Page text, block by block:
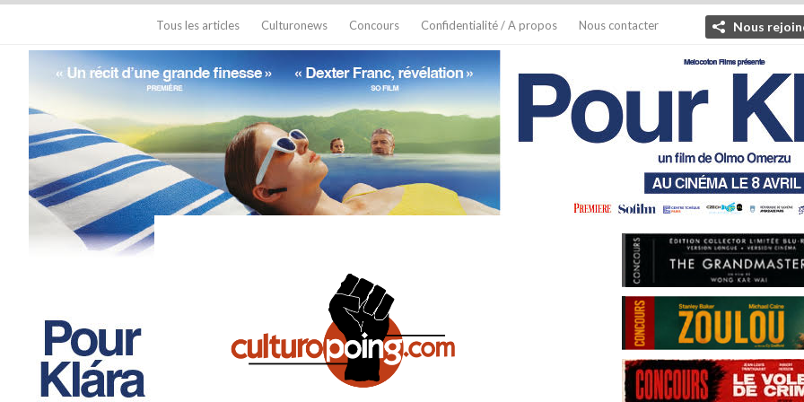
Tous les articles Culturonews Concours Confidentialité / A propos Nous contacter Nous